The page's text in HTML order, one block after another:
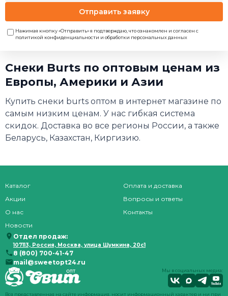
Отправить заявку
Нажимая кнопку «Отправить» я подтверждаю, что ознакомлен и согласен с
политикой конфиденциальности и обработки персональных данных
Снеки Burts по оптовым ценам из
Европы, Америки и Азии
Купить снеки burts оптом в интернет магазине по
самым низким ценам. У нас гибкая система
скидок. Доставка во все регионы России, а также
Беларусь, Казахстан, Киргизию.
Каталог
Акции
О нас
Новости
Оплата и доставка
Вопросы и ответы
Контакты
Отдел продаж:
107113, Россия, Москва, улица Шумкина, 20с1
8 (800) 700-41-47
mail@sweetopt24.ru
Мы в социальных медиа:
Вся представленная на сайте информация, носит информационный характер и ни при